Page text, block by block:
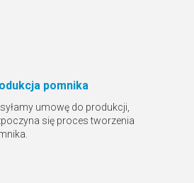
pomnika
umowę do produkcji,
się proces tworzenia